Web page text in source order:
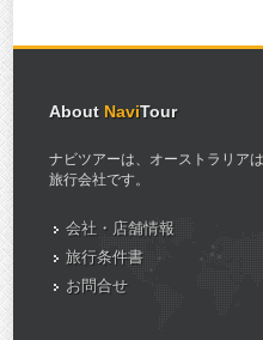
About NaviTour
ナビツアーは、オーストラリア
旅行会社です。
会社・店舗情報
旅行条件書
お問合せ